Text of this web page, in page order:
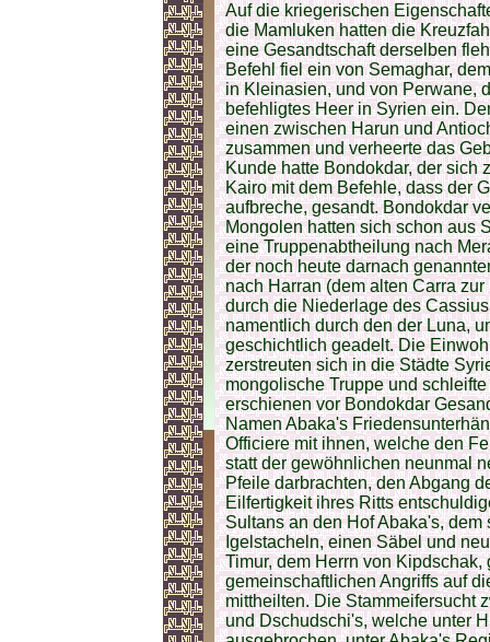
Auf die kriegerischen
die Mamluken hatten die
eine Gesandtschaft derselben
Befehl fiel ein von Semaghar,
in Kleinasien, und von Perwane,
befehligtes Heer in Syrien ein.
einen zwischen Harun und
zusammen und verheerte das
Kunde hatte Bondokdar, der sich
Kairo mit dem Befehle, dass der
aufbreche, gesandt. Bondokdar
Mongolen hatten sich schon aus
eine Truppenabtheilung nach
der noch heute darnach
nach Harran (dem alten Carra
durch die Niederlage des
namentlich durch den der Luna,
geschichtlich geadelt. Die
zerstreuten sich in die Städte
mongolische Truppe und
erschienen vor Bondokdar
Namen Abaka's
Officiere mit ihnen, welche den
statt der gewöhnlichen neunmal
Pfeile darbrachten, den Abgang
Eilfertigkeit ihres Ritts
Sultans an den Hof Abaka's,
Igelstacheln, einen Säbel und
Timur, dem Herrn von
gemeinschaftlichen Angriffs auf
mittheilten. Die Stammeifersucht
und Dschudschi's, welche unter